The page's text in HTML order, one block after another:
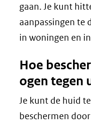
gaan. Je kunt
aanpassingen te
in woningen en
Hoe
ogen tegen
Je kunt de huid
beschermen